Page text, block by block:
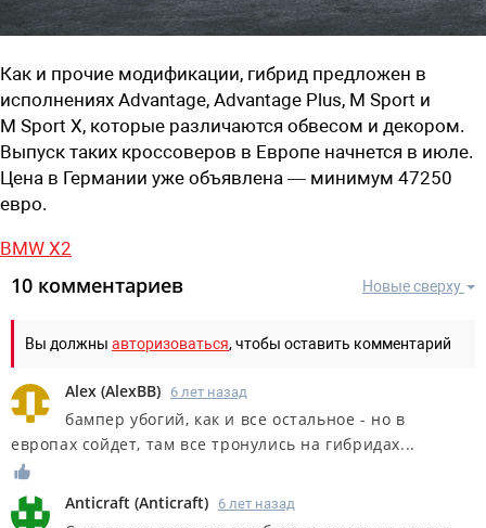
Как и прочие модификации, гибрид предложен в
исполнениях Advantage, Advantage Plus, M Sport и
M Sport X, которые различаются обвесом и декором.
Выпуск таких кроссоверов в Европе начнется в июле.
Цена в Германии уже объявлена — минимум 47250
евро.
BMW X2
Новые сверху
10 комментариев
Вы должны авторизоваться, чтобы оставить комментарий
Alex (AlexBB) 6 лет назад
бампер убогий, как и все остальное - но в
европах сойдет, там все тронулись на гибридах...
Anticraft (Anticraft) 6 лет назад